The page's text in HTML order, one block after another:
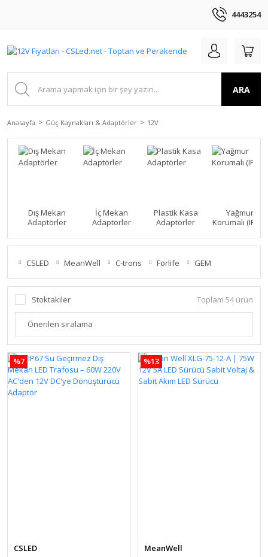
4443254
ARA
Anasayfa Güç Kaynakları & Adaptörler 12V
Dış Mekan
Adaptörler
İç Mekan
Adaptörler
Plastik Kasa
Adaptörler
Yağmur
Korumalı (IP 45)
CSLED MeanWell C-trons Forlife GEM
Stoktakiler Toplam 54 ürün
%7
CSLED
%13
MeanWell